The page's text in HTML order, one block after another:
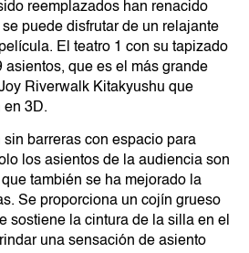
reemplazados han renacido
puede disfrutar de un relajante
El teatro 1 con su tapizado
asientos, que es el más grande
Riverwalk Kitakyushu que
en 3D.
barreras con espacio para
los asientos de la audiencia son
también se ha mejorado la
Se proporciona un cojín grueso
sostiene la cintura de la silla en el
una sensación de asiento